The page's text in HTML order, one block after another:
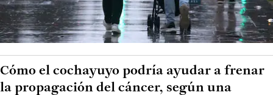
Cómo el cochayuyo podría ayudar a frenar
la propagación del cáncer, según una